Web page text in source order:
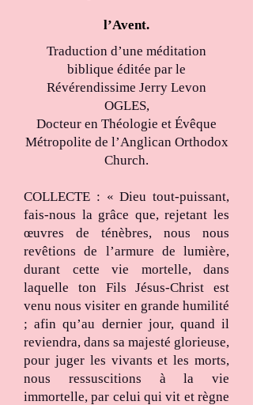
l’Avent.
Traduction d’une méditation
biblique éditée par le
Révérendissime Jerry Levon
OGLES,
Docteur en Théologie et Évêque
Métropolite de l’Anglican Orthodox
Church.
COLLECTE : « Dieu tout-puissant,
fais-nous la grâce que, rejetant les
œuvres de ténèbres, nous nous
revêtions de l’armure de lumière,
durant cette vie mortelle, dans
laquelle ton Fils Jésus-Christ est
venu nous visiter en grande humilité
; afin qu’au dernier jour, quand il
reviendra, dans sa majesté glorieuse,
pour juger les vivants et les morts,
nous ressuscitions à la vie
immortelle, par celui qui vit et règne